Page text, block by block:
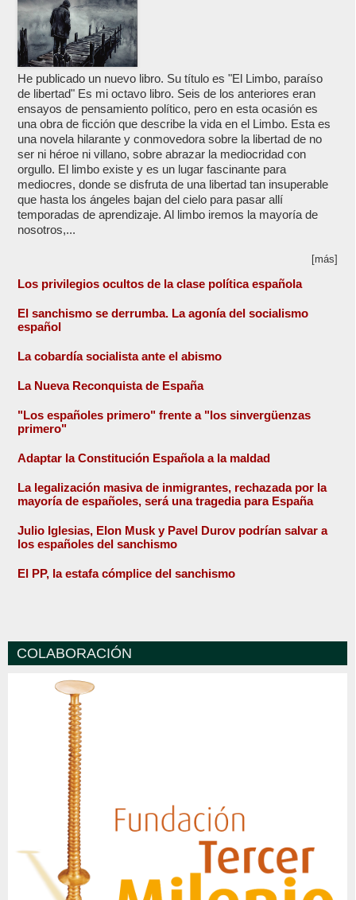
He publicado un nuevo libro. Su título es "El Limbo, paraíso
de libertad" Es mi octavo libro. Seis de los anteriores eran
ensayos de pensamiento político, pero en esta ocasión es
una obra de ficción que describe la vida en el Limbo. Esta es
una novela hilarante y conmovedora sobre la libertad de no
ser ni héroe ni villano, sobre abrazar la mediocridad con
orgullo. El limbo existe y es un lugar fascinante para
mediocres, donde se disfruta de una libertad tan insuperable
que hasta los ángeles bajan del cielo para pasar allí
temporadas de aprendizaje. Al limbo iremos la mayoría de
nosotros,...
[más]
Los privilegios ocultos de la clase política española
El sanchismo se derrumba. La agonía del socialismo
español
La cobardía socialista ante el abismo
La Nueva Reconquista de España
"Los españoles primero" frente a "los sinvergüenzas
primero"
Adaptar la Constitución Española a la maldad
La legalización masiva de inmigrantes, rechazada por la
mayoría de españoles, será una tragedia para España
Julio Iglesias, Elon Musk y Pavel Durov podrían salvar a
los españoles del sanchismo
El PP, la estafa cómplice del sanchismo
COLABORACIÓN